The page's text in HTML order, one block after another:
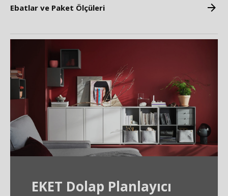
Ebatlar ve Paket Ölçüleri
EKET Dolap Planlayıcı